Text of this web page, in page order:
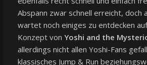
Abspann zwar schnell erreicht, doch
wartet noch einiges zu entdecken
Konzept von Yoshi and the
allerdings nicht allen Yoshi-Fans
klassisches Jump & Run